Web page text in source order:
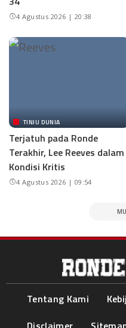
4 Agustus 2026 | 20:38
TINJU DUNIA
Terjatuh pada Ronde
Terakhir, Lee Reeves dalam
Kondisi Kritis
4 Agustus 2026 | 09:54
Tentang Kami